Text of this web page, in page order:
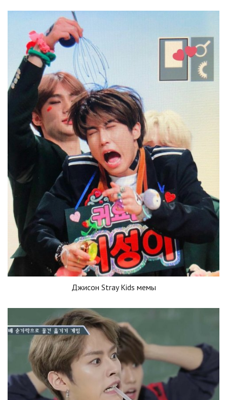
Джисон Stray Kids мемы